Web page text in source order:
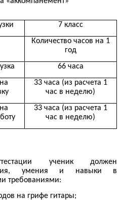
7 класс
Количество часов на 1
год
66 часа
33 часа (из расчета 1
час в неделю)
33 часа (из расчета 1
час в неделю)
ученик должен
умения и навыки в
требованиями:
на грифе гитары;